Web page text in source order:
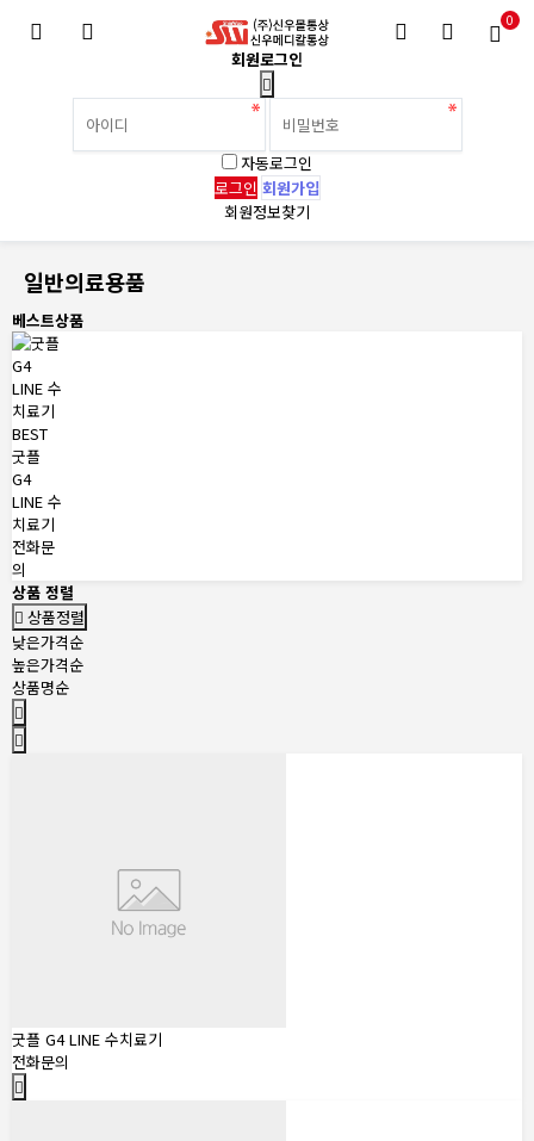
0
회원로그인
자동로그인
회원가입
회원정보찾기
일반의료용품
베스트상품
BEST
굿플
G4
LINE 수
치료기
전화문
의
상품 정렬
상품정렬
낮은가격순
높은가격순
상품명순
굿플 G4 LINE 수치료기
전화문의